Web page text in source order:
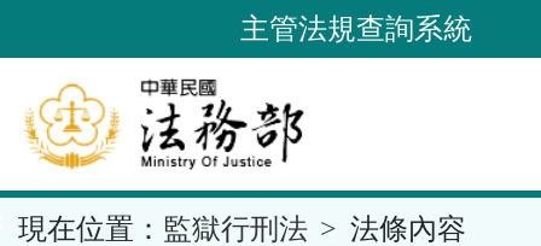
到
要
內
容
區
主管法規查詢系統
現在位置： 監獄行刑法 法條內容